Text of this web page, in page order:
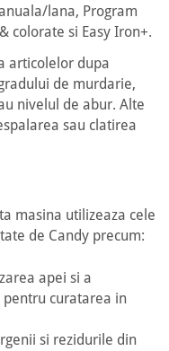
lana, Program
colorate si Easy Iron+.
articolelor dupa
de murdarie,
nivelul de abur. Alte
sau clatirea
masina utilizeaza cele
de Candy precum:
apei si a
curatarea in
si rezidurile din